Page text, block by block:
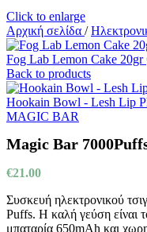
Click to enlarge
Αρχική σελίδα /
Fog Lab Lemon Cake 20gr
Back to products
Hookain Bowl - Lesh Lip
MAGIC BAR
Magic Bar
€21.00
Συσκευή ηλεκτρονικού
Puffs. Η καλή γεύση είναι
μπαταρία 650mAh και